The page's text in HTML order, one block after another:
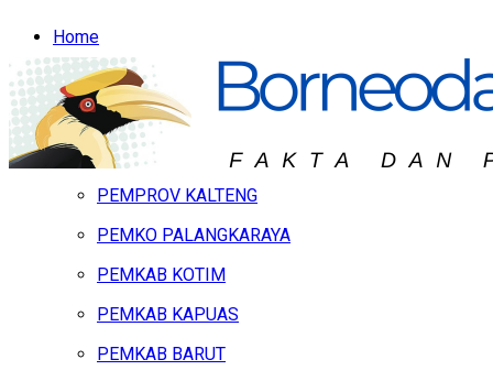
Home
Headline
Hukum & Peristiwa
Kalteng
PEMPROV KALTENG
PEMKO PALANGKARAYA
PEMKAB KOTIM
PEMKAB KAPUAS
PEMKAB BARUT